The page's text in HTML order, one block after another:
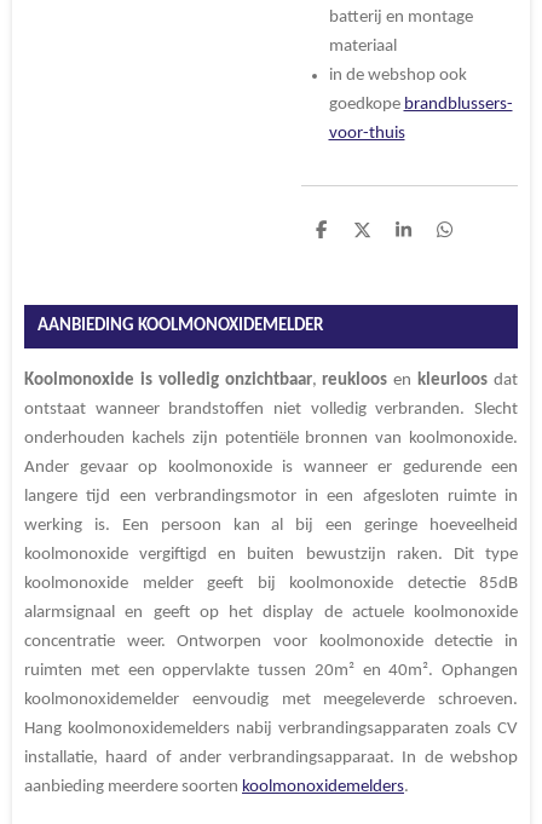
batterij en montage
materiaal
in de webshop ook
goedkope brandblussers-
voor-thuis
D
n
D
S
e
D
n
AANBIEDING KOOLMONOXIDEMELDER
Koolmonoxide is volledig onzichtbaar,reukloos en kleurloos dat
ontstaat wanneer brandstoffen niet volledig verbranden. Slecht
onderhouden kachels zijn potentiële bronnen van koolmonoxide.
Ander gevaar op koolmonoxide is wanneer er gedurende een
langere tijd een verbrandingsmotor in een afgesloten ruimte in
werking is. Een persoon kan al bij een geringe hoeveelheid
koolmonoxide vergiftigd en buiten bewustzijn raken. Dit type
koolmonoxide melder geeft bij koolmonoxide detectie 85dB
alarmsignaal en geeft op het display de actuele koolmonoxide
concentratie weer. Ontworpen voor koolmonoxide detectie in
ruimten met een oppervlakte tussen 20m² en 40m². Ophangen
koolmonoxidemelder eenvoudig met meegeleverde schroeven.
Hang koolmonoxidemelders nabij verbrandingsapparaten zoals CV
installatie, haard of ander verbrandingsapparaat. In de webshop
aanbieding meerdere soorten koolmonoxidemelders.